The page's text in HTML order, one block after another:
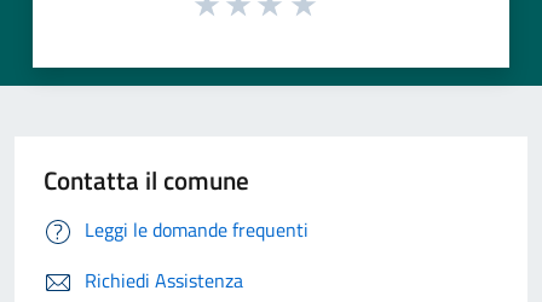
Contatta il comune
Leggi le domande frequenti
Richiedi Assistenza